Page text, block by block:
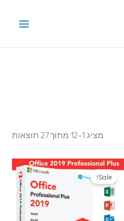
מציג 1–12 מתוך 27 תוצאות
Sale!